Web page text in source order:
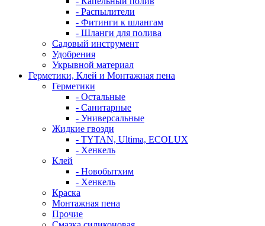
- Распылители
- Фитинги к шлангам
- Шланги для полива
Садовый инструмент
Удобрения
Укрывной материал
Герметики, Клей и Монтажная пена
Герметики
- Остальные
- Санитарные
- Универсальные
Жидкие гвозди
- TYTAN, Ultima, ECOLUX
- Хенкель
Клей
- Новобытхим
- Хенкель
Краска
Монтажная пена
Прочие